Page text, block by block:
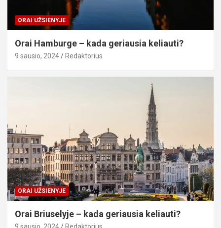
ORAI UŽSIENYJE
Orai Hamburge – kada geriausia keliauti?
9 sausio, 2024 Redaktorius
ORAI UŽSIENYJE
Orai Briuselyje – kada geriausia keliauti?